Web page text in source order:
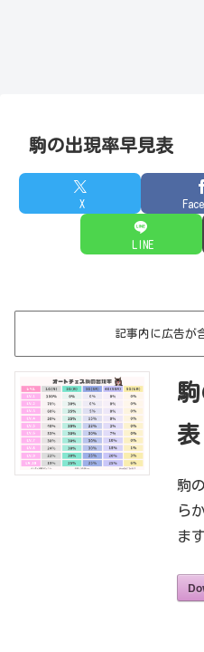
駒の出現率早見表
X
LINE
記事内に広告が
表
駒
ら
ます